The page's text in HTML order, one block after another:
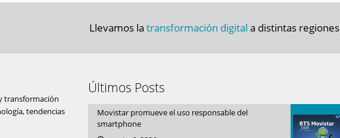
Llevamos la transformación digital a distintas regiones
transformación
tendencias
Últimos Posts
Movistar promueve el uso responsable del
smartphone